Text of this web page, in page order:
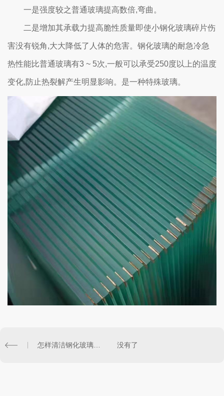
一是强度较之普通玻璃提高数倍,弯曲。
二是增加其承载力提高脆性质量即使小钢化玻璃碎片伤
害没有锐角,大大降低了人体的危害。钢化玻璃的耐急冷急
热性能比普通玻璃有3 ~ 5次,一般可以承受250度以上的温度
变化,防止热裂解产生明显影响。是一种特殊玻璃。
没有了